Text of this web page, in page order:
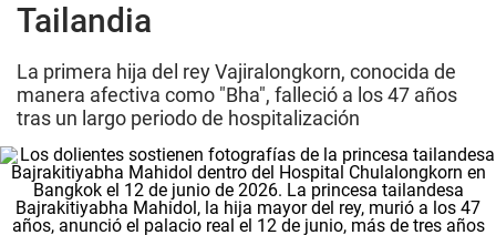
Tailandia
La primera hija del rey Vajiralongkorn, conocida de
manera afectiva como "Bha", falleció a los 47 años
tras un largo periodo de hospitalización